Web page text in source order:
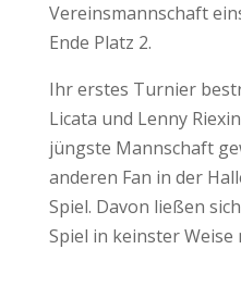
Vereinsmannschaft
Ende Platz 2.
Ihr erstes Turnier
Licata und Lenny
jüngste Mannschaft
anderen Fan in der
Spiel. Davon ließen
Spiel in keinster Weise